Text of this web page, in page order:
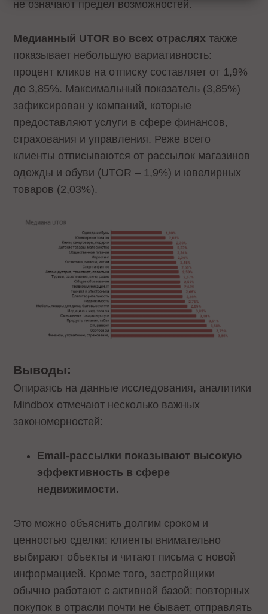
не означают предел возможностей.
Медианный UTOR во всех отраслях также
показывает небольшую вариативность:
процент кликов на отписку составляет от 1,9%
до 3,85%. Максимальный показатель (3,85%)
зафиксирован у компаний, которые
предоставляют услуги в сфере финансов,
страхования и управления. Реже всего
клиенты отписываются от рассылок магазинов
одежды и обуви (UTOR – 1,9%) и ювелирных
товаров (2,03%).
Выводы:
Опираясь на данные исследования, аналитики
Mindbox отмечают несколько важных
закономерностей:
Email-рассылки показывают высокую
эффективность в сфере
недвижимости.
Это можно объяснить долгим сроком и
ценностью сделки: клиенты внимательно
выбирают объекты и читают письма с новой
информацией. Кроме того, застройщики
обычно работают с активной базой: повторных
покупок в отрасли почти не бывает, отправлять